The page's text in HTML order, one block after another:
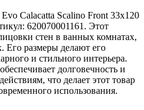
Calacatta Scalino Front 33x120
620070001161. Этот
стен в ванных комнатах,
Его размеры делают его
и стильного интерьера.
долговечность и
что делает этот товар
использования.